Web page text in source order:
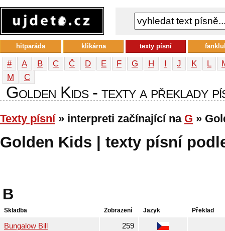
# A B C Č D E F G H I J K L
М
С
Golden Kids - texty a překlady
Texty písní» interpreti začínající na G »
Golden Kids | texty písní
B
Skladba Zobrazení Jazyk Překlad
Bungalow Bill 259
hitparáda klikárna texty písní